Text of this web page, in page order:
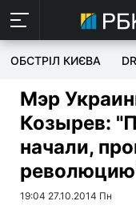
ОБСТРІЛ КИЄВА
Мэр
Козырев:
начали,
19:04 27.10.2014 Пн